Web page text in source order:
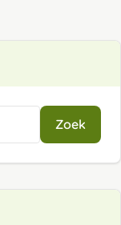
Zoek